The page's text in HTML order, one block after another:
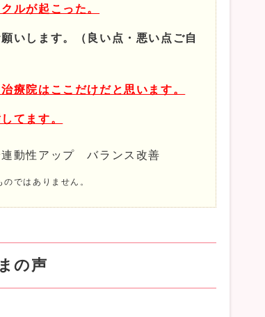
ルが起こった。
いします。（良い点・悪い点ご自
療院はここだけだと思います。
てます。
動性アップ バランス改善
ではありません。
の声